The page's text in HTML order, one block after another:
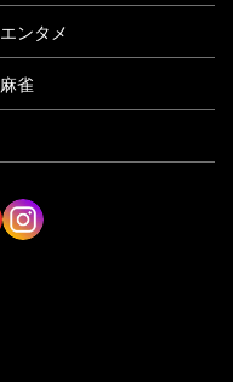
エンタメ
麻雀